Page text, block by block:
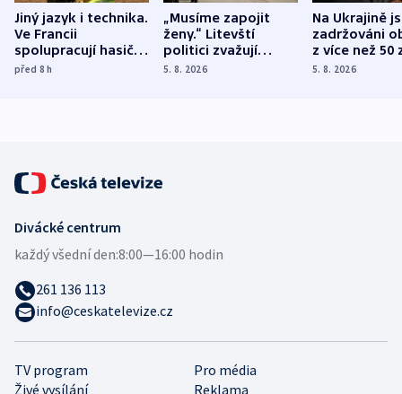
Jiný jazyk i technika.
Ve Francii
spolupracují hasiči z
různých zemí
před 8h
„Musíme zapojit
ženy.“ Litevští
politici zvažují
dohodu o
5. 8. 2026
Na Ukrajině
zadržováni
z více než 50
Bojovali na
5. 8. 2026
TV program
Pro média
Živé vysílání
Reklama
Divácké centrum
každý všední den:8:00—16:00 hodin
261 136 113
info@ceskatelevize.cz